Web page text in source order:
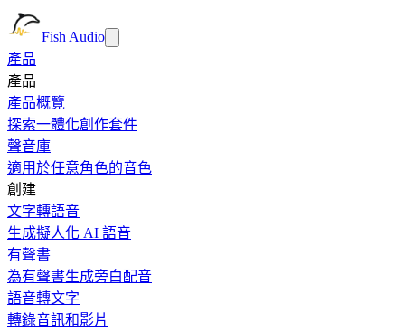
Fish Audio
產品
產品
產品概覽
探索一體化創作套件
聲音庫
適用於任意角色的音色
創建
文字轉語音
生成擬人化 AI 語音
有聲書
為有聲書生成旁白配音
語音轉文字
轉錄音訊和影片